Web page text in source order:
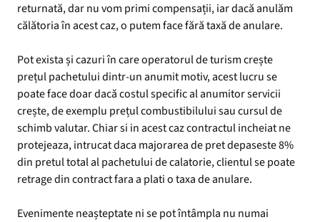
returnată, dar nu vom primi compensații, iar dacă anulăm
călătoria în acest caz, o putem face fără taxă de anulare.
Pot exista și cazuri în care operatorul de turism crește
prețul pachetului dintr-un anumit motiv, acest lucru se
poate face doar dacă costul specific al anumitor servicii
crește, de exemplu prețul combustibilului sau cursul de
schimb valutar. Chiar si in acest caz contractul incheiat ne
protejeaza, intrucat daca majorarea de pret depaseste 8%
din pretul total al pachetului de calatorie, clientul se poate
retrage din contract fara a plati o taxa de anulare.
Evenimente neașteptate ni se pot întâmpla nu numai